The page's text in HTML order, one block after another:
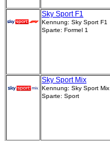
Sky Sport F1
Kennung: Sky Sport F1
Sparte: Formel 1
Sky Sport Mix
Kennung: Sky Sport Mix
Sparte: Sport